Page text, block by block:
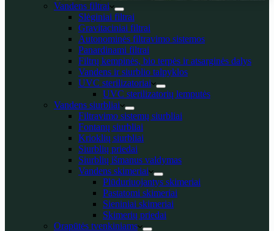
Vandens filtrai
Slėginiai filtrai
Gravitaciniai filtrai
Autonominės filtravimo sistemos
Panardinami filtrai
Filtrų kempinės, bio terpės ir atsarginės dalys
Vandens ir siurblio talpyklos
UVC sterilizatoriai
UVC sterilizatorių lemputės
Vandens siurbliai
Filtravimo sistemų siurbliai
Fontanų siurbliai
Krioklių siurbliai
Siurblių priedai
Siurblių išmanus valdymas
Vandens skimeriai
Plūduriuojantys skimeriai
Pastatomi skimeriai
Sieniniai skimeriai
Skimerių priedai
Orapūtės tvenkiniams